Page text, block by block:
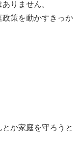
りません。
策を動かすきっか
か家庭を守ろうと